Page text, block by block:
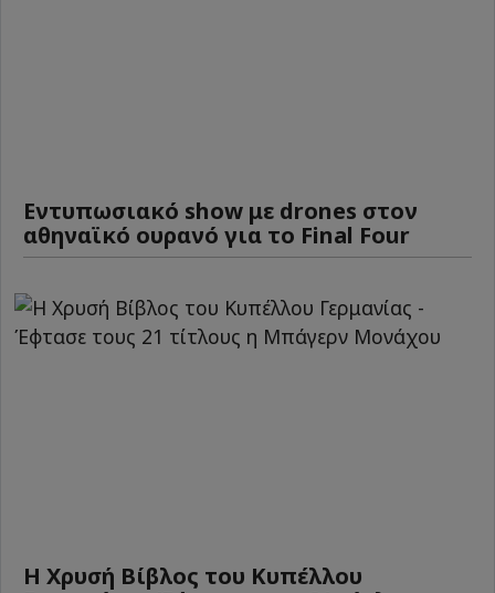
Εντυπωσιακό show με drones στον
αθηναϊκό ουρανό για το Final Four
Η Χρυσή Βίβλος του Κυπέλλου